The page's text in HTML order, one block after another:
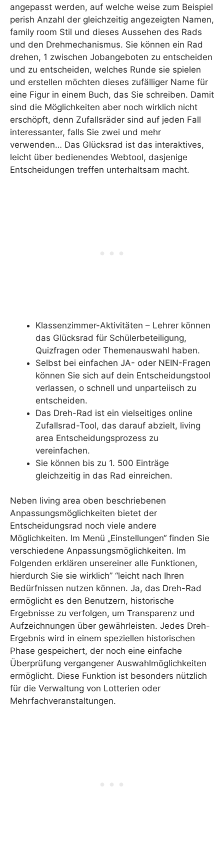
angepasst werden, auf welche weise zum Beispiel
perish Anzahl der gleichzeitig angezeigten Namen,
family room Stil und dieses Aussehen des Rads
und den Drehmechanismus. Sie können ein Rad
drehen, 1 zwischen Jobangeboten zu entscheiden
und zu entscheiden, welches Runde sie spielen
und erstellen möchten dieses zufälliger Name für
eine Figur in einem Buch, das Sie schreiben. Damit
sind die Möglichkeiten aber noch wirklich nicht
erschöpft, denn Zufallsräder sind auf jeden Fall
interessanter, falls Sie zwei und mehr
verwenden… Das Glücksrad ist das interaktives,
leicht über bedienendes Webtool, dasjenige
Entscheidungen treffen unterhaltsam macht.
Klassenzimmer-Aktivitäten – Lehrer können
das Glücksrad für Schülerbeteiligung,
Quizfragen oder Themenauswahl haben.
Selbst bei einfachen JA- oder NEIN-Fragen
können Sie sich auf dein Entscheidungstool
verlassen, o schnell und unparteiisch zu
entscheiden.
Das Dreh-Rad ist ein vielseitiges online
Zufallsrad-Tool, das darauf abzielt, living
area Entscheidungsprozess zu
vereinfachen.
Sie können bis zu 1. 500 Einträge
gleichzeitig in das Rad einreichen.
Neben living area oben beschriebenen
Anpassungsmöglichkeiten bietet der
Entscheidungsrad noch viele andere
Möglichkeiten. Im Menü „Einstellungen“ finden Sie
verschiedene Anpassungsmöglichkeiten. Im
Folgenden erklären unsereiner alle Funktionen,
hierdurch Sie sie wirklich” “leicht nach Ihren
Bedürfnissen nutzen können. Ja, das Dreh-Rad
ermöglicht es den Benutzern, historische
Ergebnisse zu verfolgen, um Transparenz und
Aufzeichnungen über gewährleisten. Jedes Dreh-
Ergebnis wird in einem speziellen historischen
Phase gespeichert, der noch eine einfache
Überprüfung vergangener Auswahlmöglichkeiten
ermöglicht. Diese Funktion ist besonders nützlich
für die Verwaltung von Lotterien oder
Mehrfachveranstaltungen.